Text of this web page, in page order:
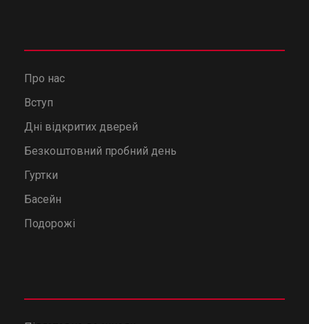
Про нас
Вступ
Дні відкритих дверей
Безкоштовний пробний день
Гуртки
Басейн
Подорожі